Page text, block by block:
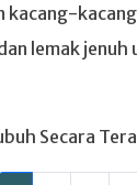
kacang-
lemak jenuh
Secara